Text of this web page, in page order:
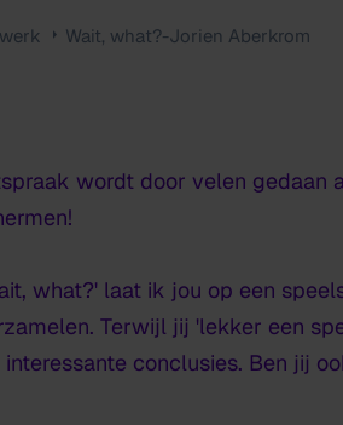
Wait, what?-Jorien Aberkrom
wordt door velen gedaan
what?' laat ik jou op een
Terwijl jij 'lekker een
conclusies. Ben jij